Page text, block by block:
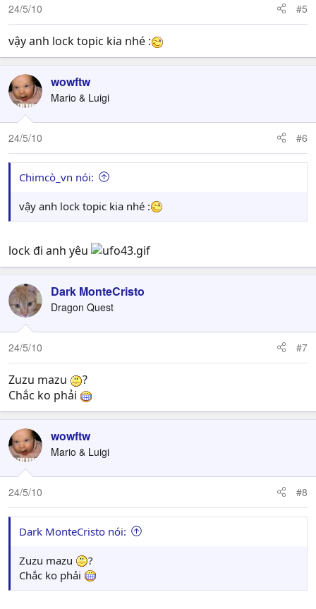
24/5/10 #5
vậy anh lock topic kia nhé :
wowftw
Mario & Luigi
24/5/10 #6
Chimcò_vn nói:
vậy anh lock topic kia nhé :
lock đi anh yêu
Dark MonteCristo
Dragon Quest
24/5/10 #7
Zuzu mazu
?
Chắc ko phải
wowftw
Mario & Luigi
24/5/10 #8
Dark MonteCristo nói:
Zuzu mazu
?
Chắc ko phải